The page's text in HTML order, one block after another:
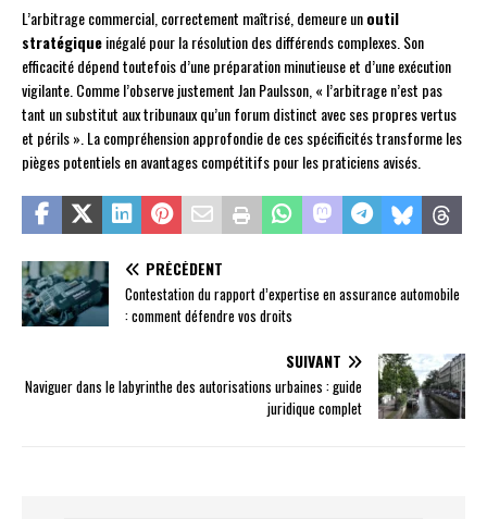
L’arbitrage commercial, correctement maîtrisé, demeure unoutil
stratégiqueinégalé pour la résolution des différends complexes. Son
efficacité dépend toutefois d’une préparation minutieuse et d’une exécution
vigilante. Comme l’observe justement Jan Paulsson, « l’arbitrage n’est pas
tant un substitut aux tribunaux qu’un forum distinct avec ses propres vertus
et périls ». La compréhension approfondie de ces spécificités transforme les
pièges potentiels en avantages compétitifs pour les praticiens avisés.
PRÉCÉDENT
Contestation du rapport d’expertise en assurance automobile
: comment défendre vos droits
SUIVANT
Naviguer dans le labyrinthe des autorisations urbaines : guide
juridique complet